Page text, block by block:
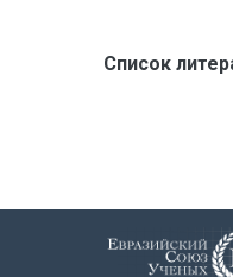
Список